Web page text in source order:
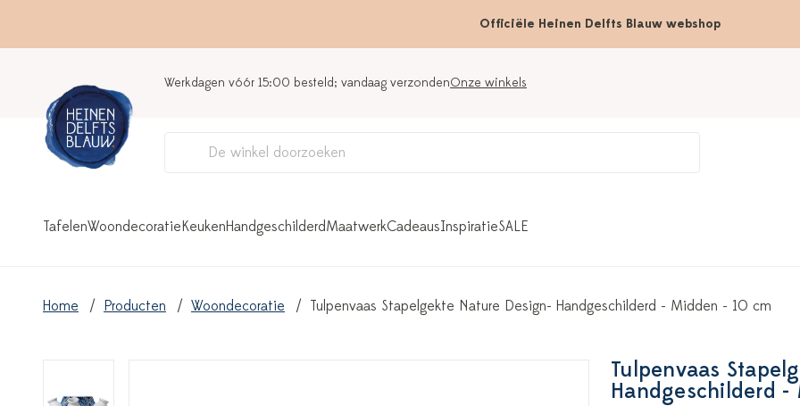
Officiële Heinen Delfts Blauw webshop
Werkdagen vóór 15:00 besteld; vandaag verzondenOnze winkels
TafelenWoondecoratieKeukenHandgeschilderdMaatwerkCadeausInspiratieSALE
Home Producten Woondecoratie Tulpenvaas Stapelgekte Nature Design- Handgeschilderd - Midden - 10 cm
Tulpenvaas
Handgeschilderd